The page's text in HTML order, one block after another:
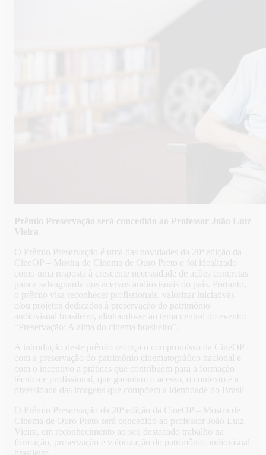
Prêmio Preservação será concedido ao Professor João Luiz
Vieira
O Prêmio Preservação é uma das novidades da 20ª edição da
CineOP – Mostra de Cinema de Ouro Preto e foi idealizado
como uma resposta à crescente necessidade de ações concretas
para a salvaguarda dos acervos audiovisuais do país. Portanto,
o prêmio visa reconhecer profissionais, valorizar iniciativas
e/ou projetos dedicados à preservação do patrimônio
audiovisual brasileiro, alinhando-se ao tema central do evento:
“Preservação: A alma do cinema brasileiro”.
A introdução deste prêmio reforça o compromisso da CineOP
com a preservação do patrimônio cinematográfico nacional e
com o incentivo a práticas que contribuem para a formação
técnica e profissional, que garantam o acesso, o contexto e a
diversidade das imagens que compõem a identidade do Brasil
O Prêmio Preservação da 20ª edição da CineOP – Mostra de
Cinema de Ouro Preto será concedido ao professor João Luiz
Vieira, em reconhecimento ao seu destacado trabalho na
formação, preservação e valorização do patrimônio audiovisual